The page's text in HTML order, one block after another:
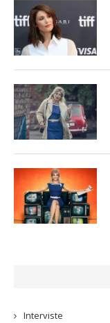
Interviste